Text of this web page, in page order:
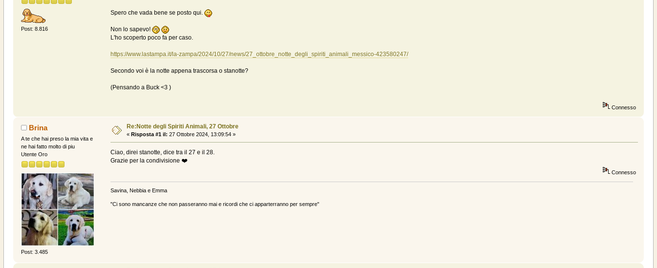
Post: 8.816
Spero che vada bene se posto qui.
Non lo sapevo!
L'ho scoperto poco fa per caso.
https://www.lastampa.it/la-zampa/2024/10/27/news/27_ottobre_notte_degli_spiriti_animali_messico-423580247/
Secondo voi è la notte appena trascorsa o stanotte?
(Pensando a Buck <3 )
Connesso
Brina
A te che hai preso la mia vita e
ne hai fatto molto di piu
Utente Oro
Post: 3.485
Re:Notte degli Spiriti Animali, 27 Ottobre
« Risposta #1 il: 27 Ottobre 2024, 13:09:54 »
Ciao, direi stanotte, dice tra il 27 e il 28.
Grazie per la condivisione ❤️
Connesso
Savina, Nebbia e Emma
"Ci sono mancanze che non passeranno mai e ricordi che ci apparterranno per sempre"